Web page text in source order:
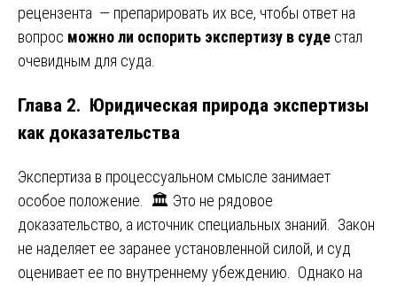
рецензента — препарировать их все, чтобы ответ на
вопрос можно ли оспорить экспертизу в суде стал
очевидным для суда.
Глава 2. Юридическая природа экспертизы
как доказательства
Экспертиза в процессуальном смысле занимает
особое положение. 🏛 Это не рядовое
доказательство, а источник специальных знаний. Закон
не наделяет ее заранее установленной силой, и суд
оценивает ее по внутреннему убеждению. Однако на